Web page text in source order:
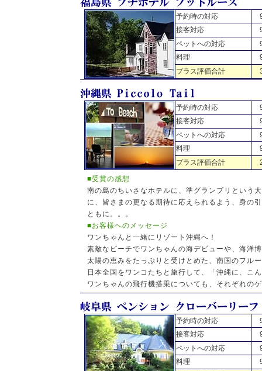
予約時の対応
接客対応
ペットへの対応
料理
プラス評価合計
予約時の対応
接客対応
ペットへの対応
料理
プラス評価合計
■受賞の感想
南の島のちいさなホテルに、準グランプリという
に、皆さまの更なる期待に応えられるよう、身の
ともに。。。
■お客様へのメッセージ
ワンちゃんと一緒にリゾート沖縄へ！
素敵なビーチでワンちゃんの海デビューや、海
太陽の恵みをたっぷりと受けとめた、南国のフル
日本全国をワンコたちと旅行して、「沖縄に、こ
ワンちゃんの飛行機搭乗についても、それぞれの
予約時の対応
接客対応
ペットへの対応
料理